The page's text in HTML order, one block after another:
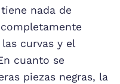
nada de
curvas y el
cuanto se
piezas negras, la